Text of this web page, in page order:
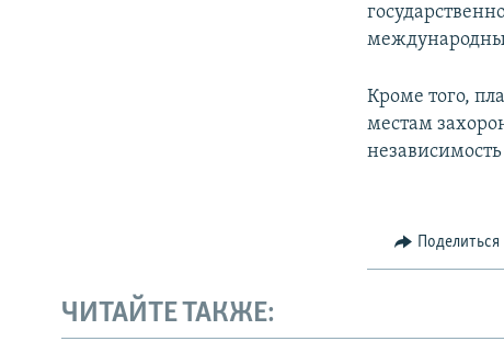
Кроме того,
местам
Поделиться
ЧИТАЙТЕ ТАКЖЕ: